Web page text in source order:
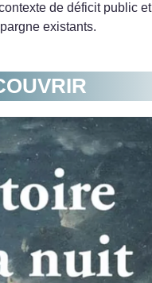
de déficit public
existants.